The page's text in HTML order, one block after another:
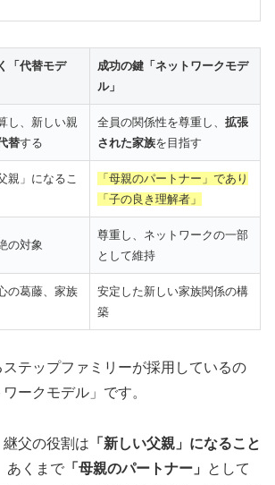
マ：オンライン結婚相談所の先駆
AWARD 受賞の実績
・業界最コスパ
9万人以上 ・成婚数No.1
選カウンセラーがオンラインサポー
ェルスマの詳細を確認
「代替モデ
成功の鍵「ネットワークモデ
ル」
し、新しい親
替する
全員の関係性を尊重し、 拡張
された家族を目指す
親」になるこ
「母親のパートナー」であり
「子の良き理解者」
の対象
尊重し、ネットワークの一部
として維持
の葛藤、家族
安定した新しい家族関係の構
築
テップファミリーが採用しているの
ークモデル」です。
父の役割は 「新しい父親」になること
あくまで 「母親のパートナー」
として